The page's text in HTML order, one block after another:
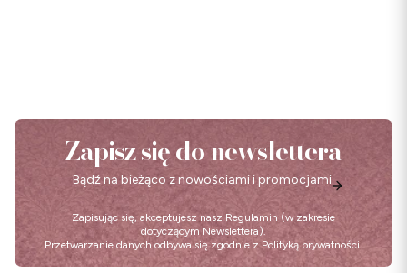
Zapisz się do newslettera
Bądź na bieżąco z nowościami i promocjami.
Zapisując się, akceptujesz nasz Regulamin (w zakresie
dotyczącym Newslettera).
Przetwarzanie danych odbywa się zgodnie z Polityką prywatności.